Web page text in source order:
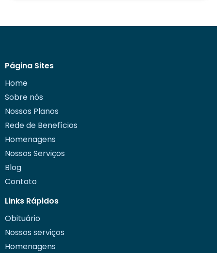
Página Sites
Home
Sobre nós
Nossos Planos
Rede de Benefícios
Homenagens
Nossos Serviços
Blog
Contato
Links Rápidos
Obituário
Nossos serviços
Homenagens